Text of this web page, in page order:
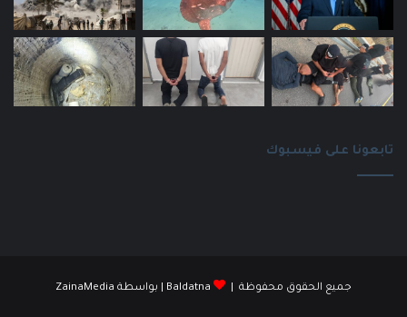
تابعونا على فيسبوك
جميع الحقوق محفوظة | Baldatna | بواسطة ZainaMedia